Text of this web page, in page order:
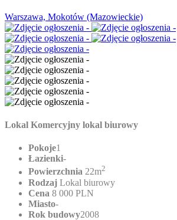
Warszawa, Mokotów (Mazowieckie)
Lokal Komercyjny lokal biurowy
Pokoje1
Łazienki-
Powierzchnia 22m2
Rodzaj Lokal biurowy
Cena 8 000 PLN
Miasto-
Rok budowy2008